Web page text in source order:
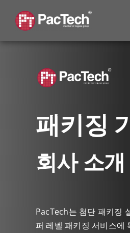
content
패키징
회사 소개
PacTech는 첨단 패키징
퍼 레벨 패키징 서비스에